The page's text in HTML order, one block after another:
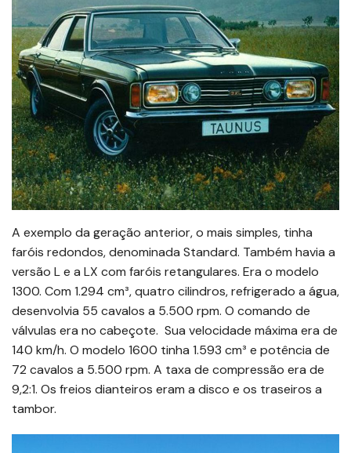
A exemplo da geração anterior, o mais simples, tinha
faróis redondos, denominada Standard. Também havia a
versão L e a LX com faróis retangulares. Era o modelo
1300. Com 1.294 cm³, quatro cilindros, refrigerado a água,
desenvolvia 55 cavalos a 5.500 rpm. O comando de
válvulas era no cabeçote. Sua velocidade máxima era de
140 km/h. O modelo 1600 tinha 1.593 cm³ e potência de
72 cavalos a 5.500 rpm. A taxa de compressão era de
9,2:1. Os freios dianteiros eram a disco e os traseiros a
tambor.